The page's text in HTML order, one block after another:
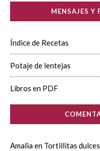
MENSAJES Y
Índice de Recetas
Potaje de lentejas
Libros en PDF
Amaliaen Tortillitas